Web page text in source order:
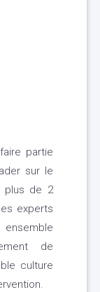
faire partie
sur le
plus de 2
experts
de
culture